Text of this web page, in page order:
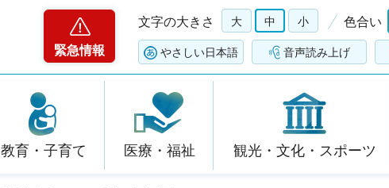
緊急情報
文字の大きさ 大 中 小 色合い
やさしい日本語 音声読み上げ
教育・子育て 医療・福祉 観光・文化・スポーツ